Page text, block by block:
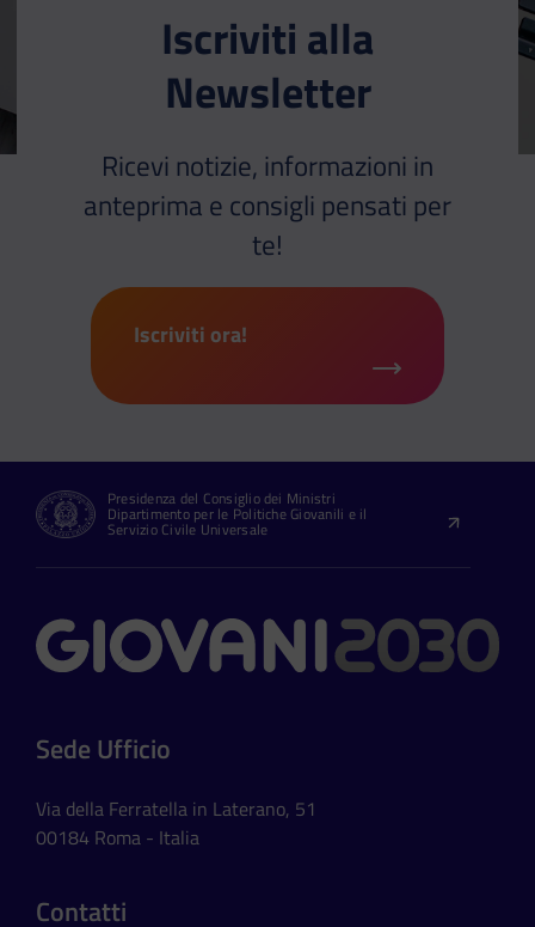
Iscriviti alla
Newsletter
Ricevi notizie, informazioni in
anteprima e consigli pensati per
te!
Iscriviti ora!
Presidenza del Consiglio dei Ministri
Dipartimento per le Politiche Giovanili e il
Servizio Civile Universale
Contatti
Sede Ufficio
Via della Ferratella in Laterano, 51
00184 Roma - Italia
Contatti